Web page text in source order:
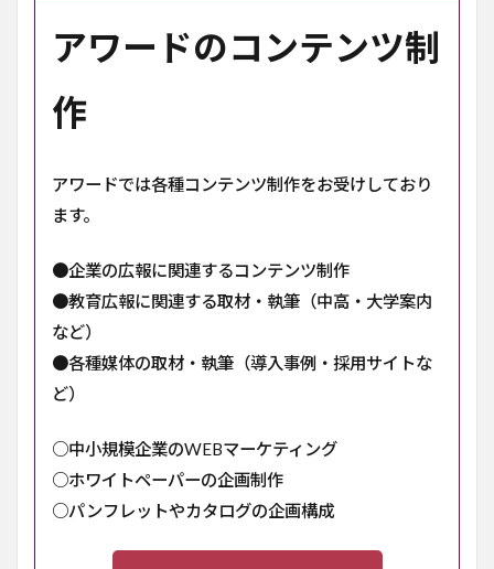
アワードのコンテンツ制
作
アワードでは各種コンテンツ制作をお受けしており
ます。
●企業の広報に関連するコンテンツ制作
●教育広報に関連する取材・執筆（中高・大学案内
など）
●各種媒体の取材・執筆（導入事例・採用サイトな
ど）
○中小規模企業のWEBマーケティング
○ホワイトペーパーの企画制作
○パンフレットやカタログの企画構成